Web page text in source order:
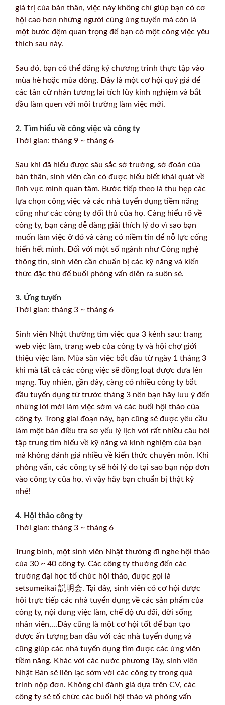
giá trị của bản thân, việc này không chỉ giúp bạn có cơ
hội cao hơn những người cùng ứng tuyển mà còn là
một bước đệm quan trọng để bạn có một công việc yêu
thích sau này.
Sau đó, bạn có thể đăng ký chương trình thực tập vào
mùa hè hoặc mùa đông. Đây là một cơ hội quý giá để
các tân cử nhân tương lai tích lũy kinh nghiệm và bắt
đầu làm quen với môi trường làm việc mới.
2. Tìm hiểu về công việc và công ty
Thời gian: tháng 9 ~ tháng 6
Sau khi đã hiểu được sâu sắc sở trường, sở đoản của
bản thân, sinh viên cần có được hiểu biết khái quát về
lĩnh vực mình quan tâm. Bước tiếp theo là thu hẹp các
lựa chọn công việc và các nhà tuyển dụng tiềm năng
cũng như các công ty đối thủ của họ. Càng hiểu rõ về
công ty, bạn càng dễ dàng giải thích lý do vì sao bạn
muốn làm việc ở đó và càng có niềm tin để nỗ lực cống
hiến hết mình. Đối với một số ngành như Công nghệ
thông tin, sinh viên cần chuẩn bị các kỹ năng và kiến
thức đặc thù để buổi phỏng vấn diễn ra suôn sẻ.
3. Ứng tuyển
Thời gian: tháng 3 ~ tháng 6
Sinh viên Nhật thường tìm việc qua 3 kênh sau: trang
web việc làm, trang web của công ty và hội chợ giới
thiệu việc làm. Mùa săn việc bắt đầu từ ngày 1 tháng 3
khi mà tất cả các công việc sẽ đồng loạt được đưa lên
mạng. Tuy nhiên, gần đây, càng có nhiều công ty bắt
đầu tuyển dụng từ trước tháng 3 nên bạn hãy lưu ý đến
những lời mời làm việc sớm và các buổi hội thảo của
công ty. Trong giai đoạn này, bạn cũng sẽ được yêu cầu
làm một bản điều tra sơ yếu lý lịch với rất nhiều câu hỏi
tập trung tìm hiểu về kỹ năng và kinh nghiệm của bạn
mà không đánh giá nhiều về kiến thức chuyên môn. Khi
phỏng vấn, các công ty sẽ hỏi lý do tại sao bạn nộp đơn
vào công ty của họ, vì vậy hãy bạn chuẩn bị thật kỹ
nhé!
4. Hội thảo công ty
Thời gian: tháng 3 ~ tháng 6
Trung bình, một sinh viên Nhật thường đi nghe hội thảo
của 30 ~ 40 công ty. Các công ty thường đến các
trường đại học tổ chức hội thảo, được gọi là
setsumeikai 説明会. Tại đây, sinh viên có cơ hội được
hỏi trực tiếp các nhà tuyển dụng về các sản phẩm của
công ty, nội dung việc làm, chế độ ưu đãi, đời sống
nhân viên,...Đây cũng là một cơ hội tốt để bạn tạo
được ấn tượng ban đầu với các nhà tuyển dụng và
cũng giúp các nhà tuyển dụng tìm được các ứng viên
tiềm năng. Khác với các nước phương Tây, sinh viên
Nhật Bản sẽ liên lạc sớm với các công ty trong quá
trình nộp đơn. Không chỉ đánh giá dựa trên CV, các
công ty sẽ tổ chức các buổi hội thảo và phỏng vấn